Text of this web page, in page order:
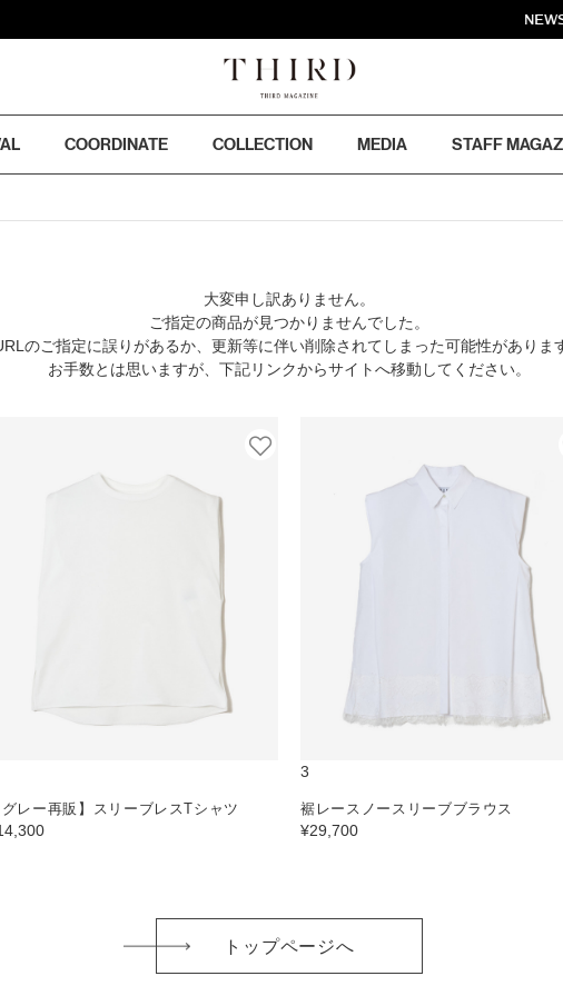
NEWS :
COORDINATE COLLECTION MEDIA STAFF
大変申し訳ありません。
ご指定の商品が見つかりませんでした。
のご指定に誤りがあるか、更新等に伴い削除されてしまった可能性がありま
お手数とは思いますが、下記リンクからサイトへ移動してください。
グレー再販】スリーブレスTシャツ
3
裾レースノースリーブブラウス
¥29,700
トップページへ